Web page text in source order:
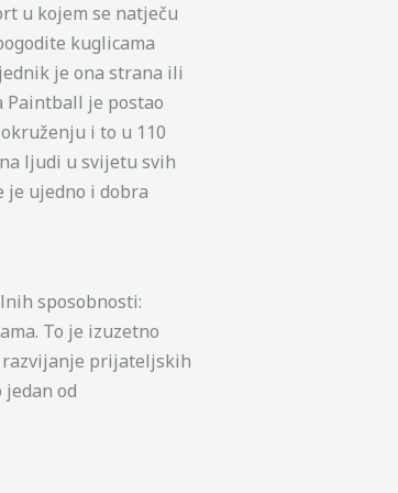
u kojem se natječu
kuglicama
je ona strana ili
je postao
i to u 110
ljudi u svijetu svih
je ujedno i dobra
sposobnosti:
To je izuzetno
razvijanje prijateljskih
od